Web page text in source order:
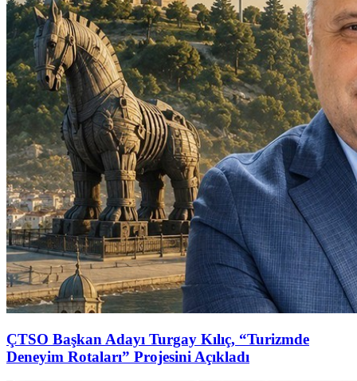
ÇTSO Başkan Adayı Turgay Kılıç, “Turizmde
Deneyim Rotaları” Projesini Açıkladı